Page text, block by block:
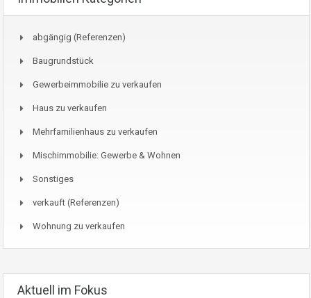
abgängig (Referenzen)
Baugrundstück
Gewerbeimmobilie zu verkaufen
Haus zu verkaufen
Mehrfamilienhaus zu verkaufen
Mischimmobilie: Gewerbe & Wohnen
Sonstiges
verkauft (Referenzen)
Wohnung zu verkaufen
Aktuell im Fokus